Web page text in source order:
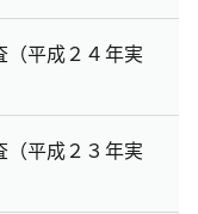
（平成２４年実
（平成２３年実